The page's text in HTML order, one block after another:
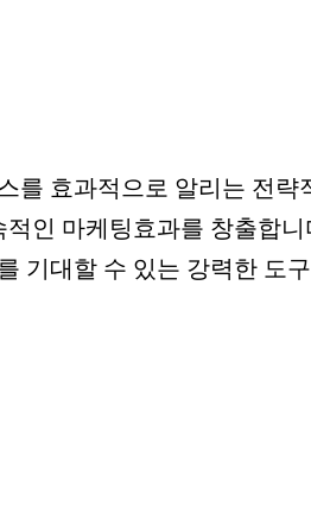
를 효과적으로 알리는 전
인 마케팅효과를 창출합니
기대할 수 있는 강력한 도